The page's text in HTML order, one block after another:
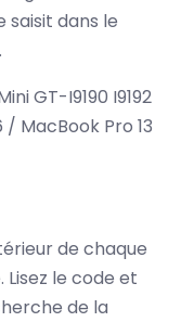
saisit dans le
GT-I9190 I9192
/ MacBook Pro 13
de chaque
le code et
de la